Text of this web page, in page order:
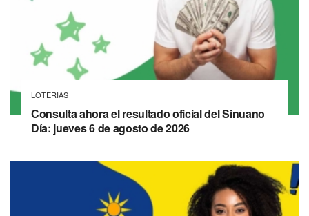
LOTERIAS
Consulta ahora el resultado oficial del Sinuano
Día: jueves 6 de agosto de 2026